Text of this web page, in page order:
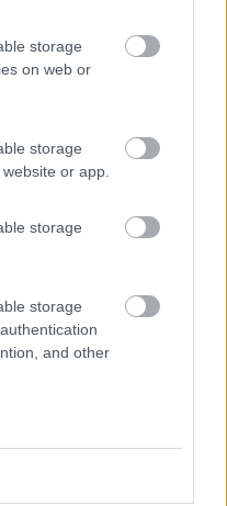
storage
on web or
storage
or app.
storage
storage
and other
ad
Saluti
ad
AD ENTRARE[:(] Infatti...ci
così
giro nel salento fuori dal
approposito, per